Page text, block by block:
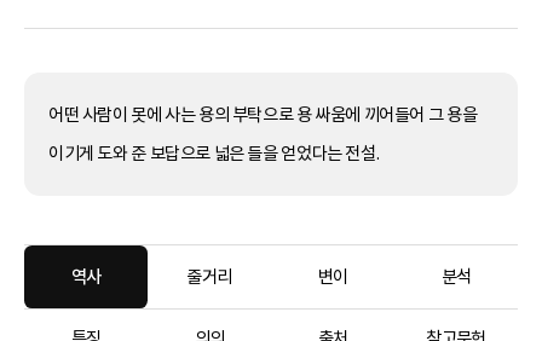
어떤 사람이 못에 사는 용의 부탁으로 용 싸움에 끼어들어 그 용을
이기게 도와 준 보답으로 넓은 들을 얻었다는 전설.
역사 줄거리 변이 분석